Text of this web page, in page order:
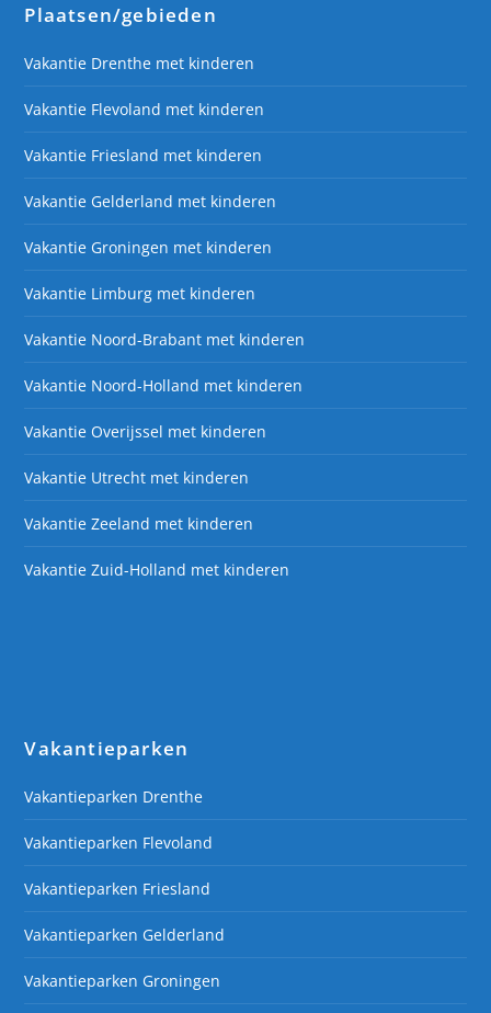
Plaatsen/gebieden
Vakantie Drenthe met kinderen
Vakantie Flevoland met kinderen
Vakantie Friesland met kinderen
Vakantie Gelderland met kinderen
Vakantie Groningen met kinderen
Vakantie Limburg met kinderen
Vakantie Noord-Brabant met kinderen
Vakantie Noord-Holland met kinderen
Vakantie Overijssel met kinderen
Vakantie Utrecht met kinderen
Vakantie Zeeland met kinderen
Vakantie Zuid-Holland met kinderen
Vakantieparken
Vakantieparken Drenthe
Vakantieparken Flevoland
Vakantieparken Friesland
Vakantieparken Gelderland
Vakantieparken Groningen